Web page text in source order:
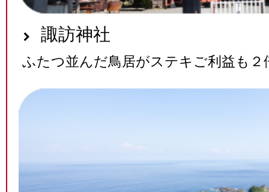
諏訪神社
ふたつ並んだ鳥居がステキご利益も２